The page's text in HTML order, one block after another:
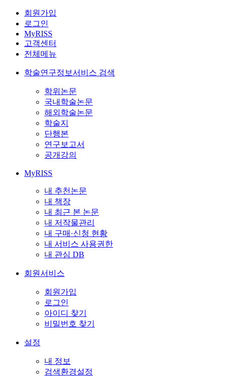
회원가입
로그인
MyRISS
고객센터
전체메뉴
학술연구정보서비스 검색
학위논문
국내학술논문
해외학술논문
학술지
단행본
연구보고서
공개강의
MyRISS
내 추천논문
내 책장
내 최근 본 논문
내 저작물관리
내 구매·신청 현황
내 서비스 사용권한
내 관심 DB
회원서비스
회원가입
로그인
아이디 찾기
비밀번호 찾기
설정
내 정보
검색환경설정